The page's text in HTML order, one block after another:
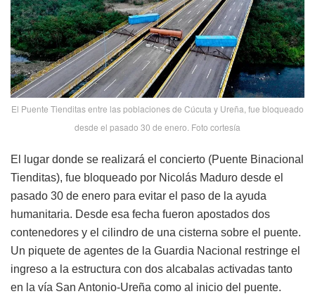
El Puente Tienditas entre las poblaciones de Cúcuta y Ureña, fue bloqueado
desde el pasado 30 de enero. Foto cortesía
El lugar donde se realizará el concierto (Puente Binacional
Tienditas), fue bloqueado por Nicolás Maduro desde el
pasado 30 de enero para evitar el paso de la ayuda
humanitaria. Desde esa fecha fueron apostados dos
contenedores y el cilindro de una cisterna sobre el puente.
Un piquete de agentes de la Guardia Nacional restringe el
ingreso a la estructura con dos alcabalas activadas tanto
en la vía San Antonio-Ureña como al inicio del puente.